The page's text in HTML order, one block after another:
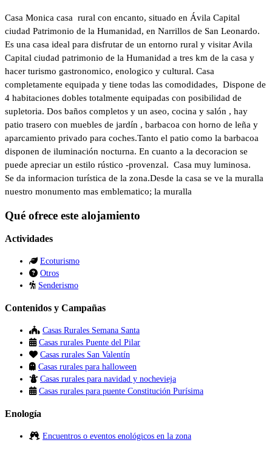
Casa Monica casa rural con encanto, situado en Ávila Capital
ciudad Patrimonio de la Humanidad, en Narrillos de San Leonardo.
Es una casa ideal para disfrutar de un entorno rural y visitar Avila
Capital ciudad patrimonio de la Humanidad a tres km de la casa y
hacer turismo gastronomico, enologico y cultural. Casa
completamente equipada y tiene todas las comodidades, Dispone de
4 habitaciones dobles totalmente equipadas con posibilidad de
supletoria. Dos baños completos y un aseo, cocina y salón , hay
patio trasero con muebles de jardín , barbacoa con horno de leña y
aparcamiento privado para coches.Tanto el patio como la barbacoa
disponen de iluminación nocturna. En cuanto a la decoracion se
puede apreciar un estilo rústico -provenzal. Casa muy luminosa.
Se da informacion turística de la zona.Desde la casa se ve la muralla
nuestro monumento mas emblematico; la muralla
Qué ofrece este alojamiento
Actividades
Ecoturismo
Otros
Senderismo
Contenidos y Campañas
Casas Rurales Semana Santa
Casas rurales Puente del Pilar
Casas rurales San Valentín
Casas rurales para halloween
Casas rurales para navidad y nochevieja
Casas rurales para puente Constitución Purísima
Enología
Encuentros o eventos enológicos en la zona